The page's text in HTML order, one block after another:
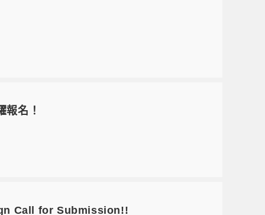
報名！
Call for Submission!!